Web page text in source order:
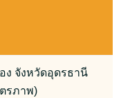
ง จังหวัดอุดรธานี
รภาพ)